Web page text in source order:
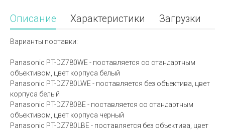
Описание Характеристики Загрузки
Варианты поставки:
Panasonic PT-DZ780WE - поставляется со стандартным
объективом, цвет корпуса белый
Panasonic PT-DZ780LWE - поставляется без объектива, цвет
корпуса белый
Panasonic PT-DZ780BE - поставляется со стандартным
объективом, цвет корпуса черный
Panasonic PT-DZ780LBE - поставляется без объектива, цвет